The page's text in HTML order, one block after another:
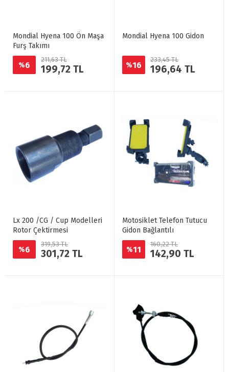
Mondial Hyena 100 Ön Maşa
Furş Takımı
%6
211,63 TL
199,72 TL
Mondial Hyena 100 Gidon
%16
233,45 TL
196,64 TL
Lx 200 /CG / Cup Modelleri
Rotor Çektirmesi
%6
319,53 TL
301,72 TL
Motosiklet Telefon Tutucu
Gidon Bağlantılı
%11
160,22 TL
142,90 TL